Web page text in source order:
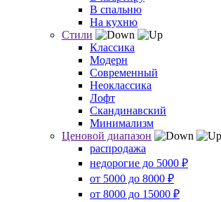
В спальню
На кухню
Стили
Классика
Модерн
Современный
Неоклассика
Лофт
Скандинавский
Минимализм
Ценовой диапазон
распродажа
недорогие до 5000 ₽
от 5000 до 8000 ₽
от 8000 до 15000 ₽